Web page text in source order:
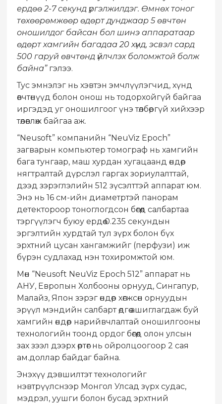
ердөө 2-7 секунд үргэлжилдэг. Өмнөх тоног
төхөөрөмжөөр өдөрт дунджаар 5 өвчтөн
оношилдог байсан бол шинэ аппаратаар
өдөрт хамгийн багадаа 20 хүнд, эсвэл сард
500 гаруй өвчтөнд үйлчлэх боломжтой болж
байна”гэлээ.
Тус эмнэлэг нь хэвтэн эмчлүүлэгчид, хүнд
өвчтөнүүд болон онош нь тодорхойгүй байгаа
иргэдэд уг оношилгоог үнэ төлбөргүй хийхээр
төлөвлөж байгаа аж.
“Neusoft” компанийн “NeuViz Epoch”
загварын компьютер томограф нь хамгийн
бага тунгаар, маш хурдан хугацаанд өндөр
нягтралтай дүрслэл гаргах зориулалттай,
дээд зэрэглэлийн 512 зүсэлттэй аппарат юм.
Энэ нь 16 см-ийн диаметртэй панорам
детектороор тоноглогдсон бөгөөд салбартаа
тэргүүлэгч буюу ердөө 0.235 секундын
эргэлтийн хурдтай тул зүрх болон бүх
эрхтний цусан хангамжийг (перфузи) иж
бүрэн судлахад нэн тохиромжтой юм.
Мөн “Neusoft NeuViz Epoch 512” аппарат нь
АНУ, Европын Холбооны орнууд, Сингапур,
Малайз, Япон зэрэг өндөр хөгжсөн орнуудын
эрүүл мэндийн салбарт өдгөө ашиглагдаж буй
хамгийн өндөр нарийвчлалтай оношилгооны
технологийн тоонд ордог бөгөөд олон улсын
зах зээл дээрх өртөг нь ойролцоогоор 2 сая
ам.доллар байдаг байна.
Энэхүү дэвшилтэт технологийг
нэвтрүүлснээр Монгол Улсад зүрх судас,
мэдрэл, уушги болон бусад эрхтний